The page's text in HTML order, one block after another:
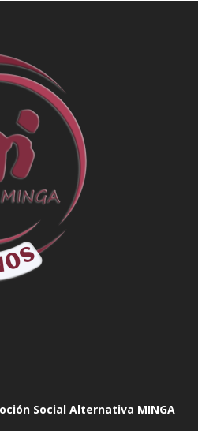
Social Alternativa MINGA